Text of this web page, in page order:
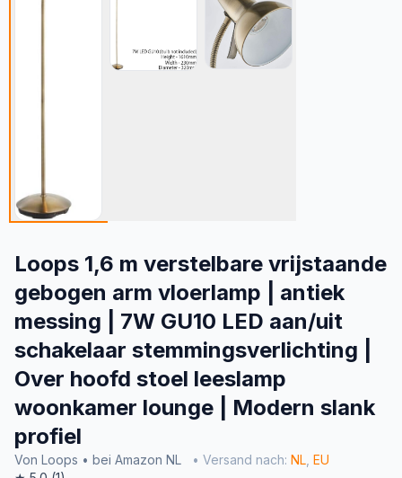
Loops 1,6 m verstelbare vrijstaande
gebogen arm vloerlamp | antiek
messing | 7W GU10 LED aan/uit
schakelaar stemmingsverlichting |
Over hoofd stoel leeslamp
woonkamer lounge | Modern slank
profiel
Von Loops • bei Amazon NL • Versand nach: NL EU